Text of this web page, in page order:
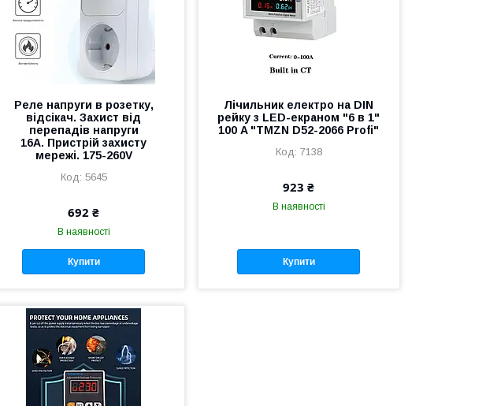
Реле напруги в розетку,
відсікач. Захист від
перепадів напруги
16A. Пристрій захисту
мережі. 175-260V
5645
692 ₴
В наявності
Купити
Лічильник електро на DIN
рейку з LED-екраном "6 в 1"
100 A "TMZN D52-2066 Profi"
7138
923 ₴
В наявності
Купити